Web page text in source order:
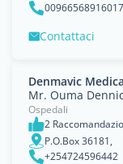
00966568916017
Contattaci
Denmavic
Mr. Ouma
Ospedali
2
P.O.Box 36181,
+254724596442